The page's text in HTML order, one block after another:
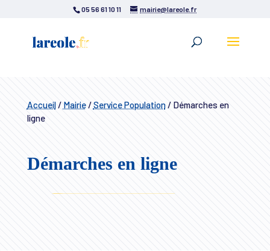
05 56 61 10 11 mairie@lareole.fr
Accueil/ Mairie/Service Population/Démarches en
ligne
Démarches en ligne